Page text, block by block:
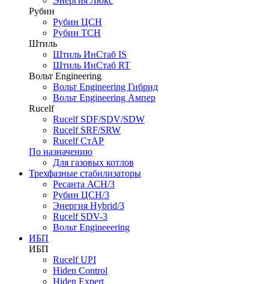
Рубин
Рубин ЦСН
Рубин ТСН
Штиль
Штиль ИнСтаб IS
Штиль ИнСтаб RT
Вольт Engineering
Вольт Engineering Гибрид
Вольт Engineering Ампер
Rucelf
Rucelf SDF/SDV/SDW
Rucelf SRF/SRW
Rucelf СтАР
По назначению
Для газовых котлов
Трехфазные стабилизаторы
Ресанта АСН/3
Рубин ЦСН/3
Энергия Hybrid/3
Rucelf SDV-3
Вольт Engineeering
ИБП
ИБП
Rucelf UPI
Hiden Control
Hiden Expert